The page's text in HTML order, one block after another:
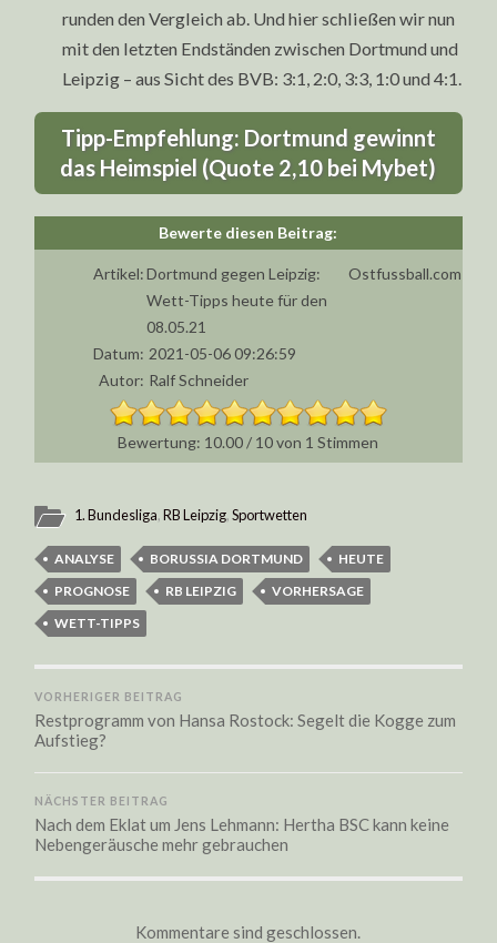
runden den Vergleich ab. Und hier schließen wir nun
mit den letzten Endständen zwischen Dortmund und
Leipzig – aus Sicht des BVB: 3:1, 2:0, 3:3, 1:0 und 4:1.
Tipp-Empfehlung: Dortmund gewinnt
das Heimspiel (Quote 2,10 bei Mybet)
Artikel:Dortmund gegen Leipzig:
Wett-Tipps heute für den
08.05.21
Ostfussball.com
Datum: 2021-05-06 09:26:59
Autor: Ralf Schneider
10.00/ 10von 1 Stimmen
1. Bundesliga,RB Leipzig,Sportwetten
ANALYSE BORUSSIA DORTMUND
HEUTE
PROGNOSE
RB LEIPZIG
VORHERSAGE
WETT-TIPPS
VORHERIGER BEITRAG
Restprogramm von Hansa Rostock: Segelt die Kogge zum
Aufstieg?
NÄCHSTER BEITRAG
Nach dem Eklat um Jens Lehmann: Hertha BSC kann keine
Nebengeräusche mehr gebrauchen
Kommentare sind geschlossen.